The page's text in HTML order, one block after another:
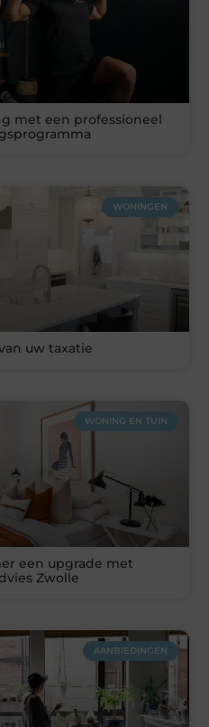
met een professioneel
WONINGEN
uw taxatie
WONING EN TUIN
een upgrade met
Zwolle
AANBIEDINGEN